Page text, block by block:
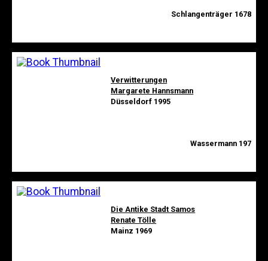
Schlangenträger 1678
Verwitterungen
Margarete Hannsmann
Düsseldorf 1995
Wassermann 197
Die Antike Stadt Samos
Renate Tölle
Mainz 1969